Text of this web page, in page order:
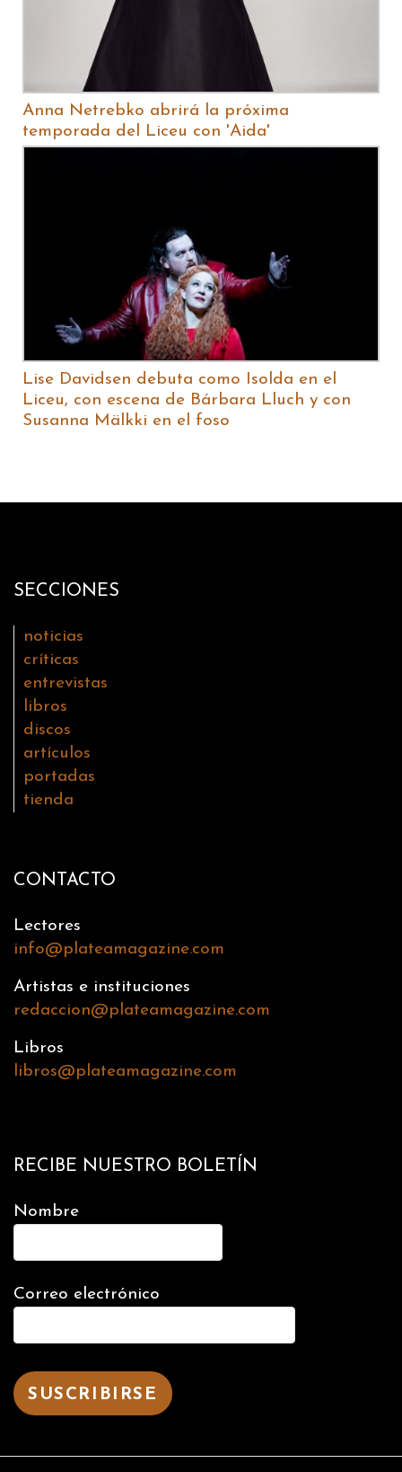
Anna Netrebko abrirá la próxima
temporada del Liceu con 'Aida'
Lise Davidsen debuta como Isolda en el
Liceu, con escena de Bárbara Lluch y con
Susanna Mälkki en el foso
SECCIONES
noticias
críticas
entrevistas
libros
discos
artículos
portadas
tienda
CONTACTO
Lectores
info@plateamagazine.com
Artistas e instituciones
redaccion@plateamagazine.com
Libros
libros@plateamagazine.com
RECIBE NUESTRO BOLETÍN
Nombre
Correo electrónico